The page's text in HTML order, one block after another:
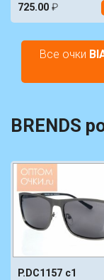
725.00 ₽
Все очки
BRENDS
P.DC1157 c1